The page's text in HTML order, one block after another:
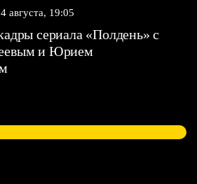
4 августа, 19:05
сериала «Полдень» с
и Юрием